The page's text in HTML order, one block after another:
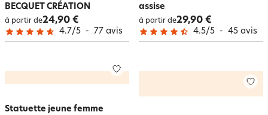
BECQUET CRÉATION
à partir de24,90 €
4.7/5 - 77 avis
assise
à partir de29,90 €
4.5/5 - 45 avis
Statuette jeune femme